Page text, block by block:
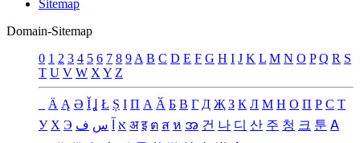
Sitemap
Domain-Sitemap
0 1 2 3 4 5 6 7 8 9 A B C D E F G H I J K L M N O P Q R S
T U V W X Y Z
Ä Ą Ə Ǐ Ʝ Ł Ș Ι Π А Ӑ Б В Г Д Җ З К Л М Н О П Р С Т
У Х Э א س ف अ इ ต ส ห အ 건 나 디 산 주 청 크 툰 ꓮ